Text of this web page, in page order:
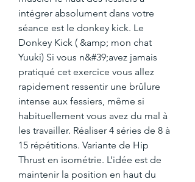
intégrer absolument dans votre
séance est le donkey kick. Le
Donkey Kick ( &amp; mon chat
Yuuki) Si vous n&#39;avez jamais
pratiqué cet exercice vous allez
rapidement ressentir une brûlure
intense aux fessiers, même si
habituellement vous avez du mal à
les travailler. Réaliser 4 séries de 8 à
15 répétitions. Variante de Hip
Thrust en isométrie. L’idée est de
maintenir la position en haut du